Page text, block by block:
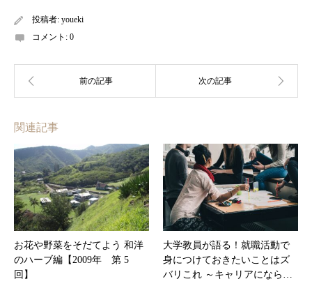
投稿者: youeki
コメント: 0
関連記事
お花や野菜をそだてよう 和洋
のハーブ編【2009年 第 5
回】
大学教員が語る！就職活動で
身につけておきたいことはズ
バリこれ ～キャリアになら…